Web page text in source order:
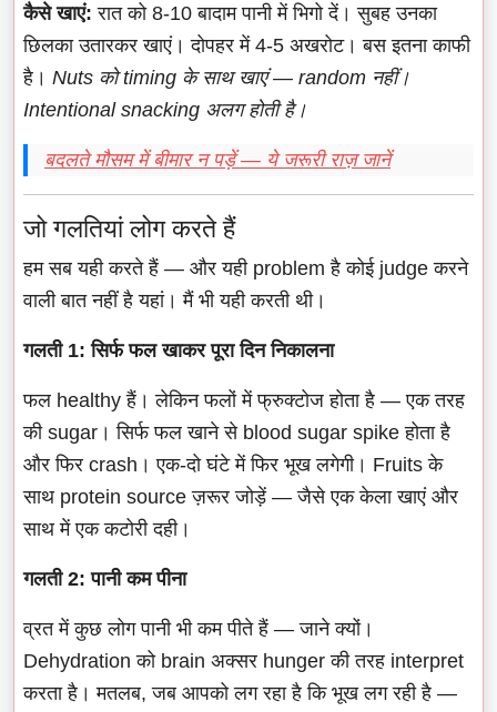
कैसे खाएं: रात को 8-10 बादाम पानी में भिगो दें। सुबह उनका
छिलका उतारकर खाएं। दोपहर में 4-5 अखरोट। बस इतना काफी
है। Nuts को timing के साथ खाएं — random नहीं।
Intentional snacking अलग होती है।
बदलते मौसम में बीमार न पड़ें — ये जरूरी राज़ जानें
जो गलतियां लोग करते हैं
हम सब यही करते हैं — और यही problem है कोई judge करने
वाली बात नहीं है यहां। मैं भी यही करती थी।
गलती 1: सिर्फ फल खाकर पूरा दिन निकालना
फल healthy हैं। लेकिन फलों में फ्रुक्टोज होता है — एक तरह
की sugar। सिर्फ फल खाने से blood sugar spike होता है
और फिर crash। एक-दो घंटे में फिर भूख लगेगी। Fruits के
साथ protein source ज़रूर जोड़ें — जैसे एक केला खाएं और
साथ में एक कटोरी दही।
गलती 2: पानी कम पीना
व्रत में कुछ लोग पानी भी कम पीते हैं — जाने क्यों।
Dehydration को brain अक्सर hunger की तरह interpret
करता है। मतलब, जब आपको लग रहा है कि भूख लग रही है —